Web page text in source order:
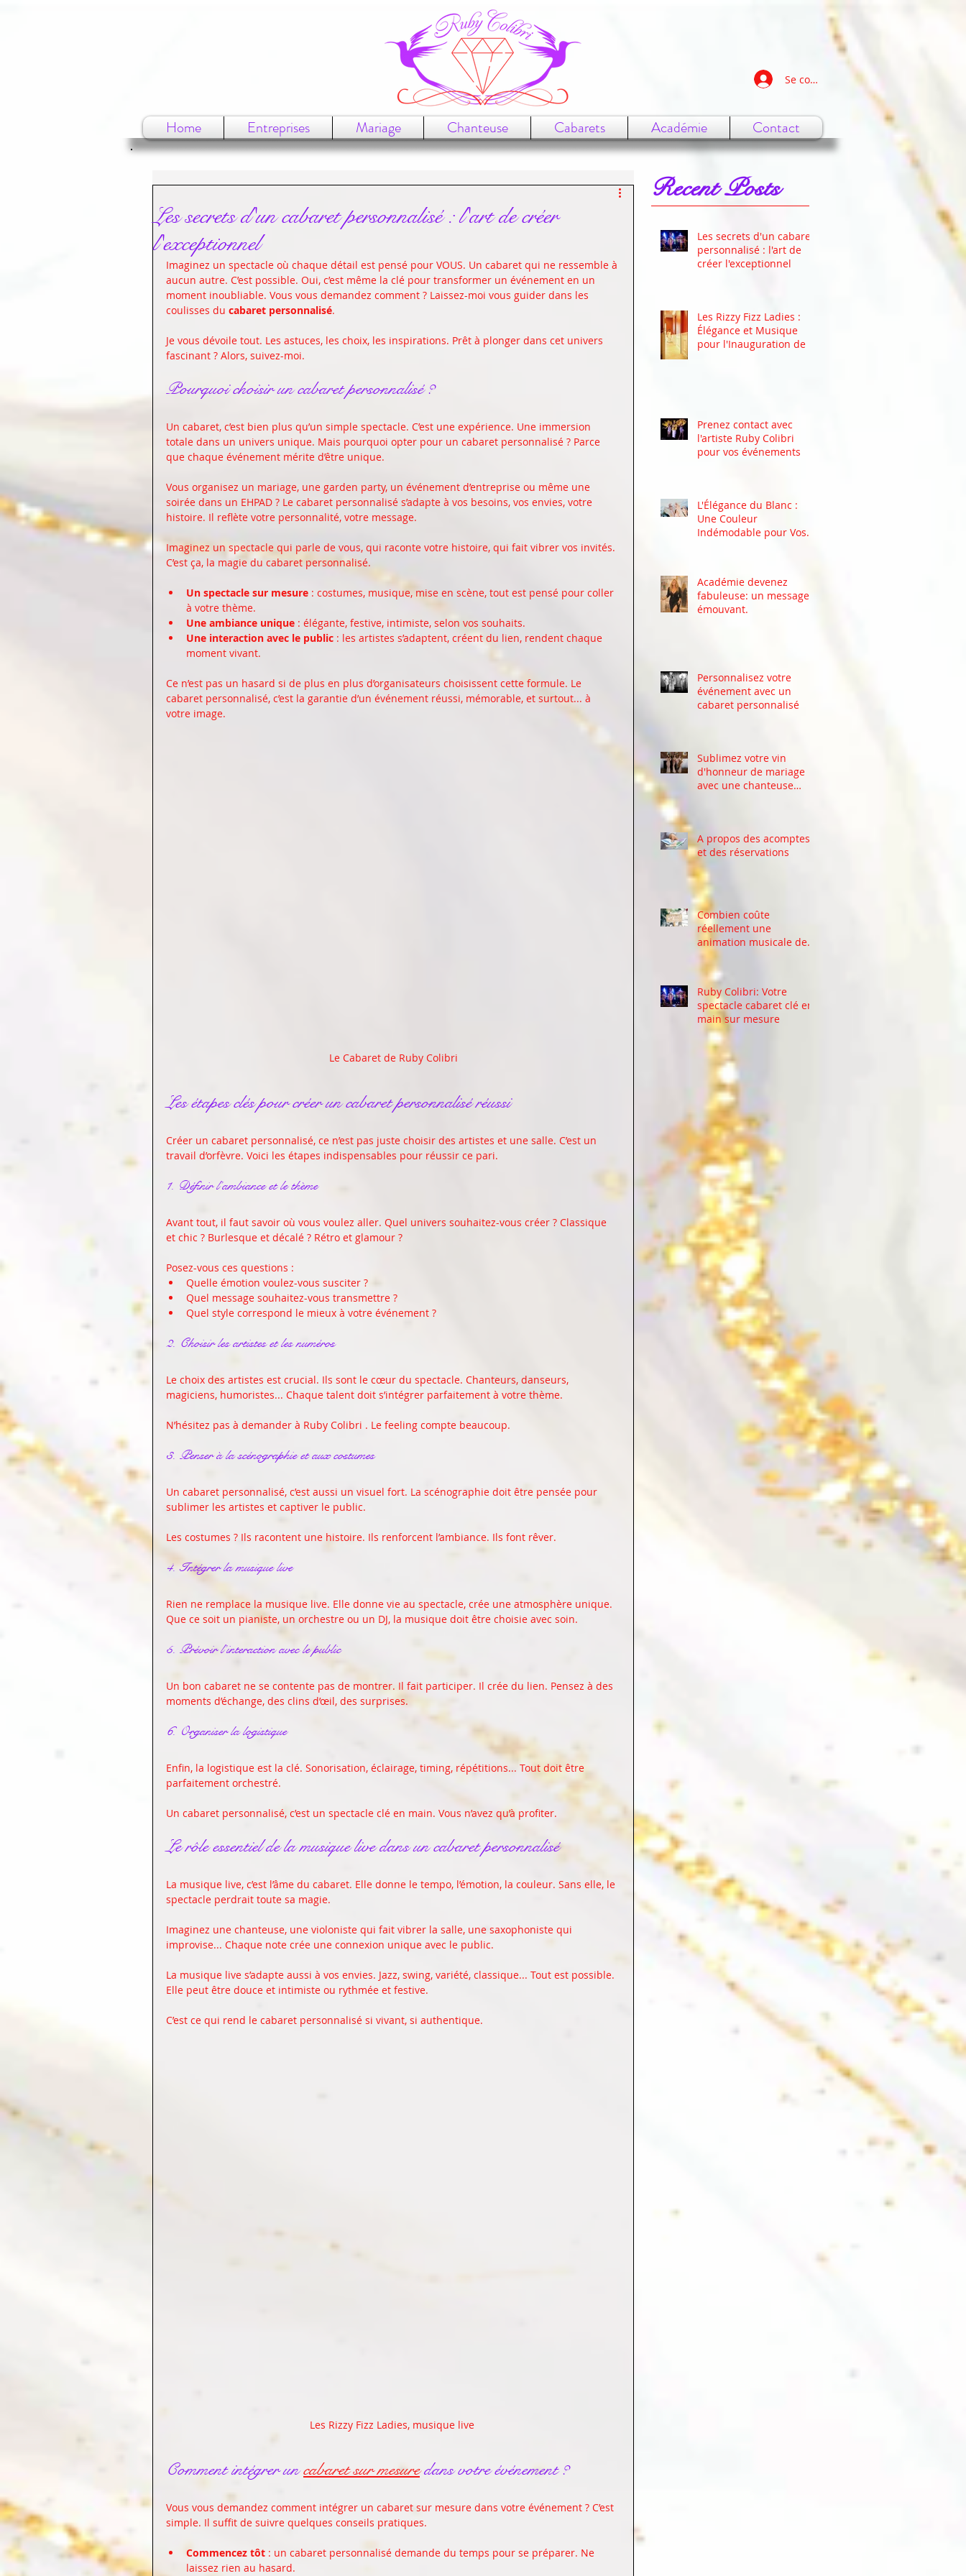
Se connecter
Home Entreprises Mariage Chanteuse Cabarets Académie Contact
Les secrets d'un cabaret personnalisé : l'art de créer
l'exceptionnel
Imaginez un spectacle où chaque détail est pensé pour VOUS. Un cabaret qui ne ressemble à
aucun autre. C’est possible. Oui, c’est même la clé pour transformer un événement en un
moment inoubliable. Vous vous demandez comment ? Laissez-moi vous guider dans les
coulisses du cabaret personnalisé.
Je vous dévoile tout. Les astuces, les choix, les inspirations. Prêt à plonger dans cet univers
fascinant ? Alors, suivez-moi.
Pourquoi choisir un cabaret personnalisé ?
Un cabaret, c’est bien plus qu’un simple spectacle. C’est une expérience. Une immersion
totale dans un univers unique. Mais pourquoi opter pour un cabaret personnalisé ? Parce
que chaque événement mérite d’être unique.
Vous organisez un mariage, une garden party, un événement d’entreprise ou même une
soirée dans un EHPAD ? Le cabaret personnalisé s’adapte à vos besoins, vos envies, votre
histoire. Il reflète votre personnalité, votre message.
Imaginez un spectacle qui parle de vous, qui raconte votre histoire, qui fait vibrer vos invités.
C’est ça, la magie du cabaret personnalisé.
Un spectacle sur mesure : costumes, musique, mise en scène, tout est pensé pour coller
à votre thème.
Une ambiance unique : élégante, festive, intimiste, selon vos souhaits.
Une interaction avec le public : les artistes s’adaptent, créent du lien, rendent chaque
moment vivant.
Ce n’est pas un hasard si de plus en plus d’organisateurs choisissent cette formule. Le
cabaret personnalisé, c’est la garantie d’un événement réussi, mémorable, et surtout... à
votre image.
Le Cabaret de Ruby Colibri
Les étapes clés pour créer un cabaret personnalisé réussi
Créer un cabaret personnalisé, ce n’est pas juste choisir des artistes et une salle. C’est un
travail d’orfèvre. Voici les étapes indispensables pour réussir ce pari.
1. Définir l’ambiance et le thème
Avant tout, il faut savoir où vous voulez aller. Quel univers souhaitez-vous créer ? Classique
et chic ? Burlesque et décalé ? Rétro et glamour ?
Posez-vous ces questions :
Quelle émotion voulez-vous susciter ?
Quel message souhaitez-vous transmettre ?
Quel style correspond le mieux à votre événement ?
2. Choisir les artistes et les numéros
Le choix des artistes est crucial. Ils sont le cœur du spectacle. Chanteurs, danseurs,
magiciens, humoristes... Chaque talent doit s’intégrer parfaitement à votre thème.
N’hésitez pas à demander à Ruby Colibri . Le feeling compte beaucoup.
3. Penser à la scénographie et aux costumes
Un cabaret personnalisé, c’est aussi un visuel fort. La scénographie doit être pensée pour
sublimer les artistes et captiver le public.
Les costumes ? Ils racontent une histoire. Ils renforcent l’ambiance. Ils font rêver.
4. Intégrer la musique live
Rien ne remplace la musique live. Elle donne vie au spectacle, crée une atmosphère unique.
Que ce soit un pianiste, un orchestre ou un DJ, la musique doit être choisie avec soin.
5. Prévoir l’interaction avec le public
Un bon cabaret ne se contente pas de montrer. Il fait participer. Il crée du lien. Pensez à des
moments d’échange, des clins d’œil, des surprises.
6. Organiser la logistique
Enfin, la logistique est la clé. Sonorisation, éclairage, timing, répétitions... Tout doit être
parfaitement orchestré.
Un cabaret personnalisé, c’est un spectacle clé en main. Vous n’avez qu’à profiter.
Le rôle essentiel de la musique live dans un cabaret personnalisé
La musique live, c’est l’âme du cabaret. Elle donne le tempo, l’émotion, la couleur. Sans elle, le
spectacle perdrait toute sa magie.
Imaginez une chanteuse, une violoniste qui fait vibrer la salle, une saxophoniste qui
improvise... Chaque note crée une connexion unique avec le public.
La musique live s’adapte aussi à vos envies. Jazz, swing, variété, classique... Tout est possible.
Elle peut être douce et intimiste ou rythmée et festive.
C’est ce qui rend le cabaret personnalisé si vivant, si authentique.
Les Rizzy Fizz Ladies, musique live
Comment intégrer un cabaret sur mesure dans votre événement ?
Vous vous demandez comment intégrer un cabaret sur mesure dans votre événement ? C’est
simple. Il suffit de suivre quelques conseils pratiques.
Commencez tôt : un cabaret personnalisé demande du temps pour se préparer. Ne
laissez rien au hasard.
Recent Posts
Les secrets d'un cabaret
personnalisé : l'art de
créer l'exceptionnel
Les Rizzy Fizz Ladies :
Élégance et Musique
pour l'Inauguration de la
Prenez contact avec
l'artiste Ruby Colibri
pour vos événements
L'Élégance du Blanc :
Une Couleur
Indémodable pour Vos
Académie devenez
fabuleuse: un message
émouvant.
Personnalisez votre
événement avec un
cabaret personnalisé
Sublimez votre vin
d'honneur de mariage
avec une chanteuse
A propos des acomptes
et des réservations
Combien coûte
réellement une
animation musicale de
mariage en Belgique ?
Ruby Colibri: Votre
spectacle cabaret clé en
main sur mesure